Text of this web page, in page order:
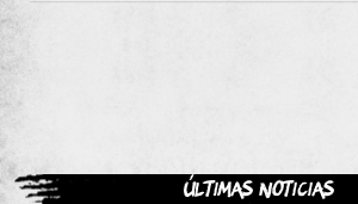
Últimas noticias